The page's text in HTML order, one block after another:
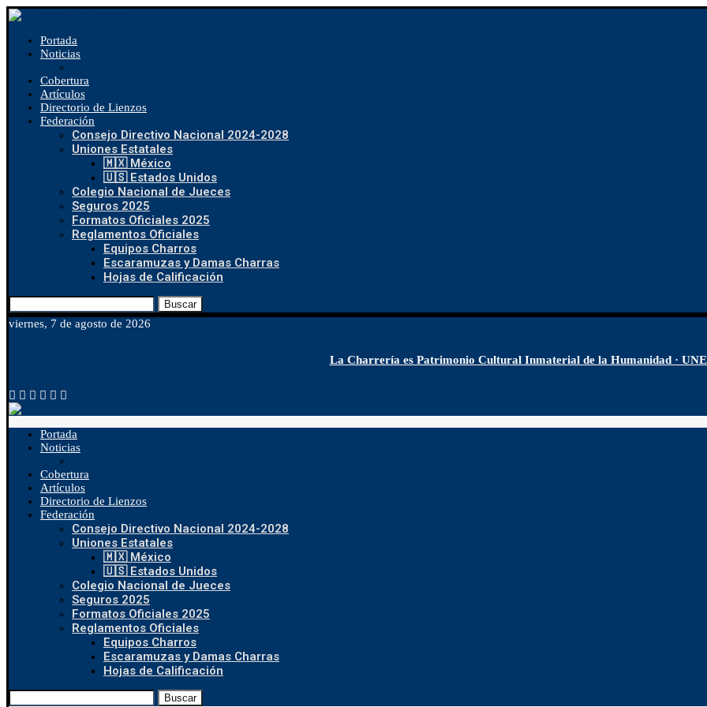
Portada
Noticias
Cobertura
Artículos
Directorio de Lienzos
Federación
Consejo Directivo Nacional 2024-2028
Uniones Estatales
🇲🇽 México
🇺🇸 Estados Unidos
Colegio Nacional de Jueces
Seguros 2025
Formatos Oficiales 2025
Reglamentos Oficiales
Equipos Charros
Escaramuzas y Damas Charras
Hojas de Calificación
Buscar
viernes, 7 de agosto de 2026
La Charrería es Patrimonio Cultural Inmaterial de la Humanidad ·
Portada
Noticias
Cobertura
Artículos
Directorio de Lienzos
Federación
Consejo Directivo Nacional 2024-2028
Uniones Estatales
🇲🇽 México
🇺🇸 Estados Unidos
Colegio Nacional de Jueces
Seguros 2025
Formatos Oficiales 2025
Reglamentos Oficiales
Equipos Charros
Escaramuzas y Damas Charras
Hojas de Calificación
Buscar